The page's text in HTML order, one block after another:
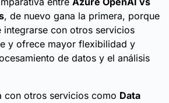
, de nuevo gana la primera, porque
integrarse con otros servicios
y ofrece mayor flexibilidad y
de datos y el análisis
con otros servicios como Data